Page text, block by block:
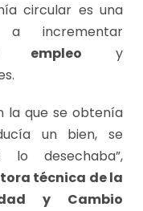
circular es una
a incrementar
empleo y
la que se obtenía
un bien, se
desechaba”,
técnica de la
y Cambio